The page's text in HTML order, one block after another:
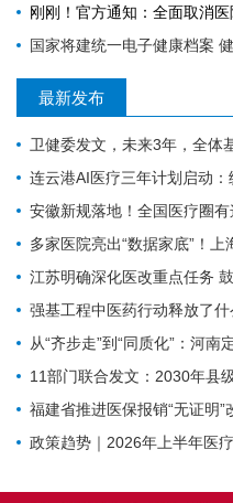
刚刚！官方通知：全面取消
国家将建统一电子健康档案
最新发布
卫健委发文，未来3年，全体
连云港AI医疗三年计划启动：统
安徽新规落地！全国医疗圈
多家医院亮出“数据家底”！上海将建
江苏明确深化医改重点任务 鼓励高水平
强基工程中医药行动释放了什么信号？《医疗卫生强基
从“齐步走”到“同质化”：河南定下三
11部门联合发文：2030年县级中医医院电子病
福建省推进医保报销“无证明”改革
政策趋势｜2026年上半年医疗信息化政策汇总，